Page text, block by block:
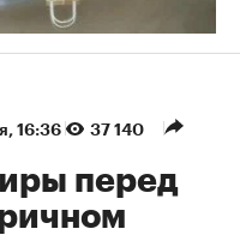
16:36 37 140
перед